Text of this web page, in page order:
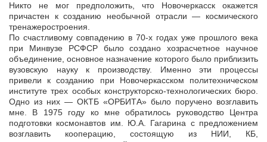
Никто не мог предположить, что Новочеркасск окажется
причастен к созданию необычной отрасли — космического
тренажеростроения.
По счастливому совпадению в 70-х годах уже прошлого века
при Минвузе РСФСР было создано хозрасчетное научное
объединение, основное назначение которого было приблизить
вузовскую науку к производству. Именно эти процессы
привели к созданию при Новочеркасском политехническом
институте трех особых конструкторско-технологических бюро.
Одно из них — ОКТБ «ОРБИТА» было поручено возглавить
мне. В 1975 году ко мне обратилось руководство Центра
подготовки космонавтов им. Ю.А. Гагарина с предложением
возглавить кооперацию, состоящую из НИИ, КБ,